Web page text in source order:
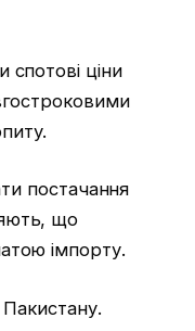
ціни
постачання
що
імпорту.